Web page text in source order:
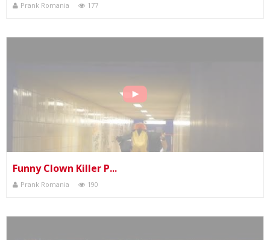
Prank Romania 177
Funny Clown Killer P...
Prank Romania 190